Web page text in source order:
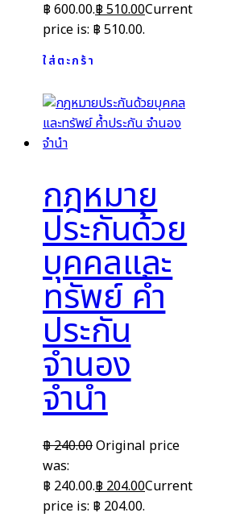
฿ 600.00.฿510.00Current
price is: ฿ 510.00.
ใส่ตะกร้า
กฎหมาย
ประกันด้วย
บุคคลและ
ทรัพย์ ค้ำ
ประกัน
จำนอง
จำนำ
฿240.00Original price
was:
฿ 240.00.฿ 204.00Current
price is: ฿ 204.00.